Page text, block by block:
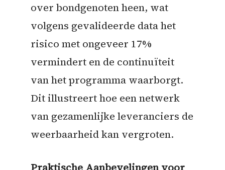
over bondgenoten heen, wat
volgens gevalideerde data het
risico met ongeveer 17%
vermindert en de continuïteit
van het programma waarborgt.
Dit illustreert hoe een netwerk
van gezamenlijke leveranciers de
weerbaarheid kan vergroten.